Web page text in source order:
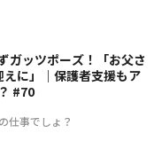
仕事でしょ？
ガッツポーズ！「お父さ
に」｜保護者支援もア
#70